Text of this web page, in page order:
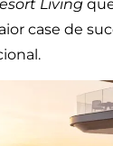
Living
case de